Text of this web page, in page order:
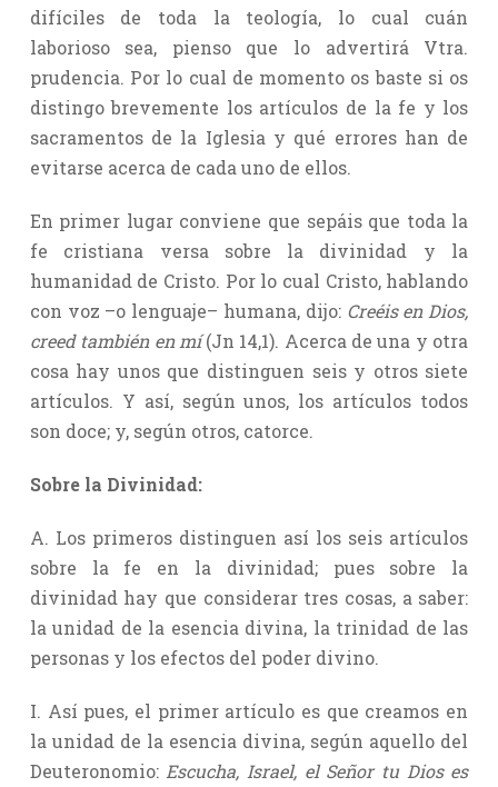
difíciles de toda la teología, lo cual cuán
laborioso sea, pienso que lo advertirá Vtra.
prudencia. Por lo cual de momento os baste si os
distingo brevemente los artículos de la fe y los
sacramentos de la Iglesia y qué errores han de
evitarse acerca de cada uno de ellos.
En primer lugar conviene que sepáis que toda la
fe cristiana versa sobre la divinidad y la
humanidad de Cristo. Por lo cual Cristo, hablando
con voz –o lenguaje– humana, dijo: Creéis en Dios,
creed también en mí(Jn 14,1). Acerca de una y otra
cosa hay unos que distinguen seis y otros siete
artículos. Y así, según unos, los artículos todos
son doce; y, según otros, catorce.
Sobre la Divinidad:
A. Los primeros distinguen así los seis artículos
sobre la fe en la divinidad; pues sobre la
divinidad hay que considerar tres cosas, a saber:
la unidad de la esencia divina, la trinidad de las
personas y los efectos del poder divino.
I. Así pues, el primer artículo es que creamos en
la unidad de la esencia divina, según aquello del
Deuteronomio: Escucha, Israel, el Señor tu Dios es